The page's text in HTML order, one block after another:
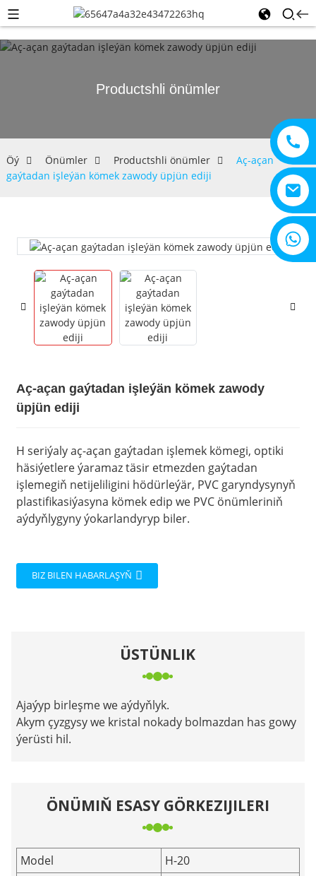
+8615805330828
Productshli önümler
Öý Önümler Productshli önümler
Aç-açan
gaýtadan işleýän kömek zawody üpjün ediji
Aç-açan gaýtadan işleýän kömek zawody
üpjün ediji
H seriýaly aç-açan gaýtadan işlemek kömegi, optiki
häsiýetlere ýaramaz täsir etmezden gaýtadan
işlemegiň netijeliligini hödürleýär, PVC garyndysynyň
plastifikasiýasyna kömek edip we PVC önümleriniň
aýdyňlygyny ýokarlandyryp biler.
BIZ BILEN HABARLAŞYŇ
ÜSTÜNLIK
Ajaýyp birleşme we aýdyňlyk.
Akym çyzgysy we kristal nokady bolmazdan has gowy
ýerüsti hil.
ÖNÜMIŇ ESASY GÖRKEZIJILERI
Model
H-20